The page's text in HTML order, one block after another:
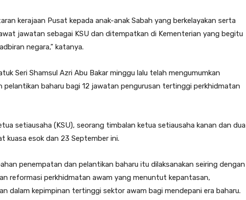
kerajaan Pusat kepada anak-anak Sabah yang berkelayakan serta
jawatan sebagai KSU dan ditempatkan di Kementerian yang begitu
negara,” katanya.
Seri Shamsul Azri Abu Bakar minggu lalu telah mengumumkan
pelantikan baharu bagi 12 jawatan pengurusan tertinggi perkhidmatan
setiausaha (KSU), seorang timbalan ketua setiausaha kanan dan dua
kuasa esok dan 23 September ini.
penempatan dan pelantikan baharu itu dilaksanakan seiring dengan
reformasi perkhidmatan awam yang menuntut kepantasan,
dalam kepimpinan tertinggi sektor awam bagi mendepani era baharu.